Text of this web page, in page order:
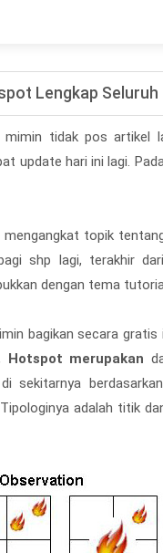
Lengkap Seluruh
tidak pos artikel
update hari ini lagi.
topik
shp lagi, terakhir
dengan tema
bagikan secara
Hotspot merupakan
sekitarnya
adalah titik